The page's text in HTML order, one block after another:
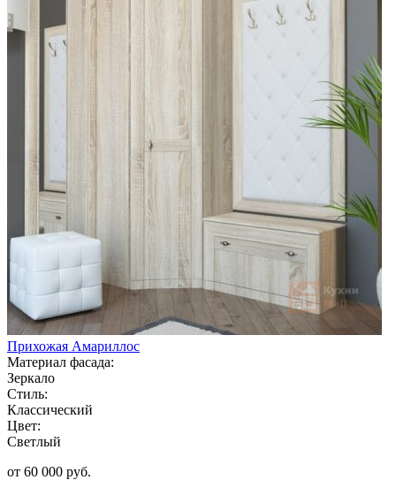
Прихожая Амариллос
Материал фасада:
Зеркало
Стиль:
Классический
Цвет:
Светлый
от 60 000 руб.